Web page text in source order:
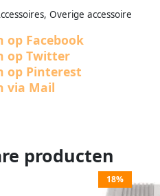
Overige accessoire
producten
18%